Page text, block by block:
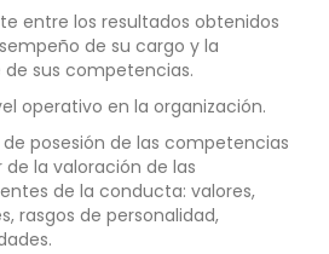
entre los resultados obtenidos
de su cargo y la
sus competencias.
operativo en la organización.
posesión de las competencias
la valoración de las
de la conducta: valores,
rasgos de personalidad,